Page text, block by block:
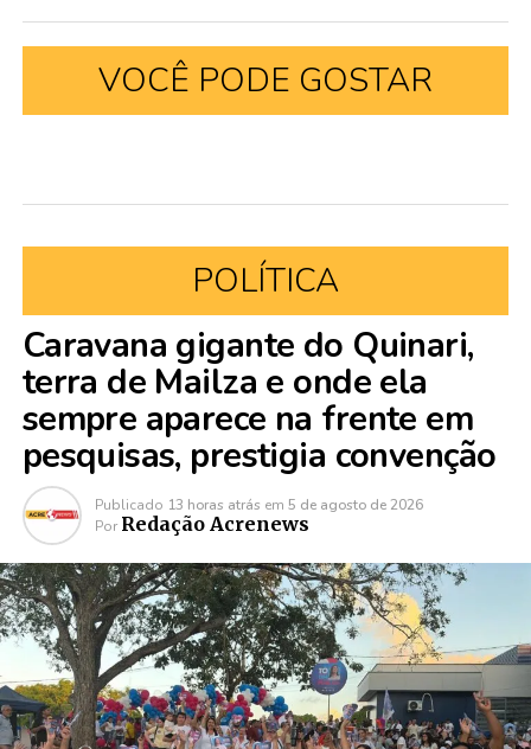
VOCÊ PODE GOSTAR
POLÍTICA
Caravana gigante do Quinari,
terra de Mailza e onde ela
sempre aparece na frente em
pesquisas, prestigia convenção
Publicado 13 horas atrás em 5 de agosto de 2026
Por Redação Acrenews